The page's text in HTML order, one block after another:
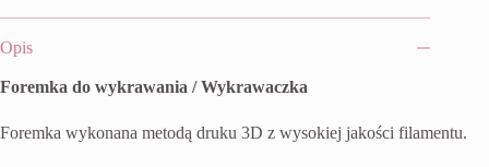
Opis
Foremka do wykrawania / Wykrawaczka
Foremka wykonana metodą druku 3D z wysokiej jakości filamentu.